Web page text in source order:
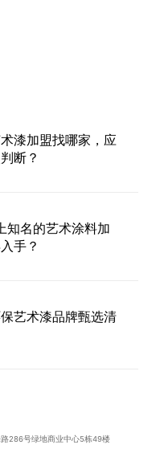
漆加盟找哪家，应
断？
知名的艺术涂料加
手？
艺术漆品牌甄选清
？
286号绿地商业中心5栋49楼